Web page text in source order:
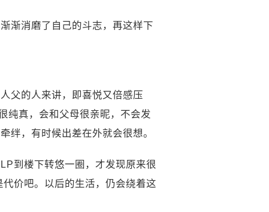
渐消磨了自己的斗志，再这样下
父的人来讲，即喜悦又倍感压
纯真，会和父母很亲昵，不会发
，有时候出差在外就会很想。
到楼下转悠一圈，才发现原来很
价吧。以后的生活，仍会绕着这